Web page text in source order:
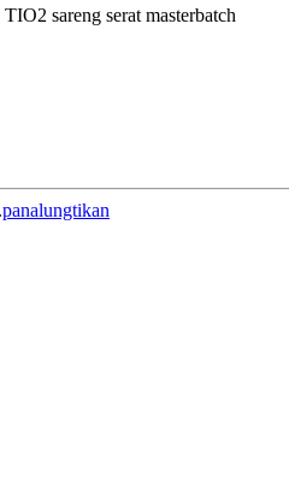
sareng serat masterbatch
panalungtikan